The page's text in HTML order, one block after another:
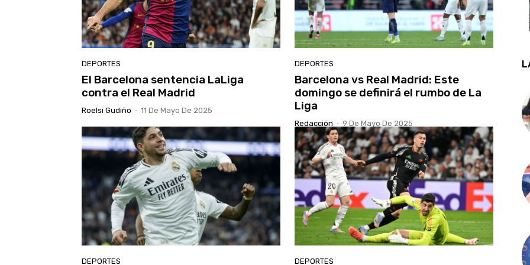
DEPORTES
El Barcelona sentencia LaLiga
contra el Real Madrid
Roelsi Gudiño - 11 De Mayo De 2025
DEPORTES
Barcelona vs Real Madrid: Este
domingo se definirá el rumbo de La
Liga
Redacción - 9 De Mayo De 2025
DEPORTES DEPORTES